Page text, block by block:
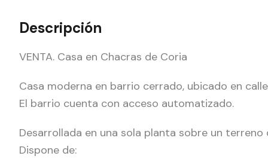
Descripción
VENTA. Casa en Chacras de Coria
Casa moderna en barrio cerrado, ubicado en
El barrio cuenta con acceso automatizado.
Desarrollada en una sola planta sobre un
Dispone de: